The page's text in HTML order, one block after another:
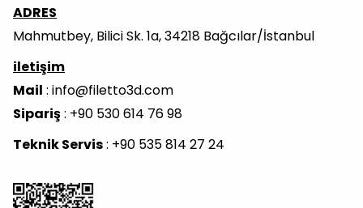
ADRES
Mahmutbey, Bilici Sk. 1a, 34218 Bağcılar/İstanbul
iletişim
Mail : info@filetto3d.com
Sipariş: +90 530 614 76 98
Teknik Servis: +90 535 814 27 24